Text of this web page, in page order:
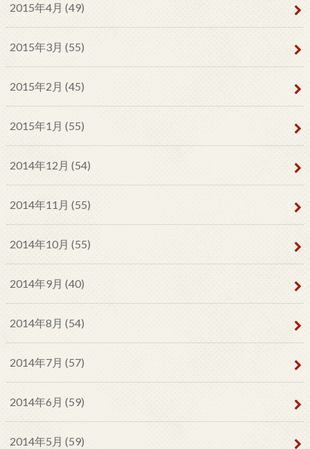
2015年4月 (49)
2015年3月 (55)
2015年2月 (45)
2015年1月 (55)
2014年12月 (54)
2014年11月 (55)
2014年10月 (55)
2014年9月 (40)
2014年8月 (54)
2014年7月 (57)
2014年6月 (59)
2014年5月 (59)